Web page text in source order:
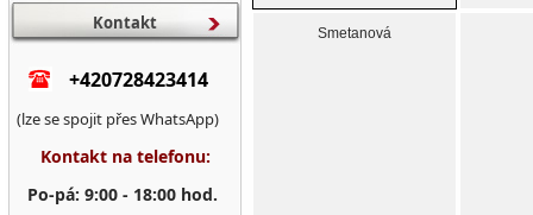
Smetanová
Kontakt
+420728423414
(lze se spojit přes WhatsApp)
Kontakt na telefonu:
Po-pá: 9:00 - 18:00 hod.